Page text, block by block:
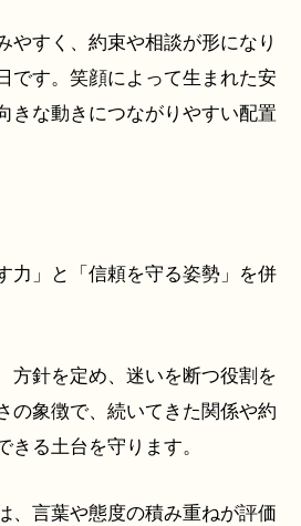
やすく、約束や相談が形になり
です。笑顔によって生まれた安
きな動きにつながりやすい配置
力」と「信頼を守る姿勢」を併
方針を定め、迷いを断つ役割を
の象徴で、続いてきた関係や約
きる土台を守ります。
、言葉や態度の積み重ねが評価